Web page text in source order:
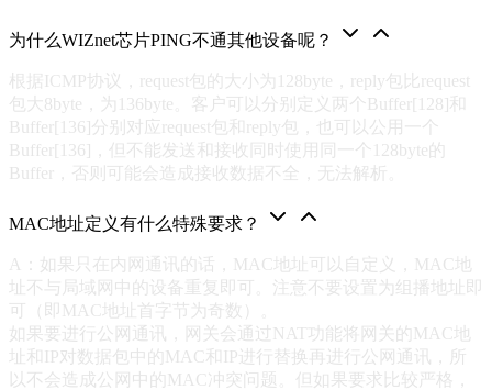
为什么WIZnet芯片PING不通其他设备呢？
根据ICMP协议，request包的大小为128byte，reply包比request
包大8byte，为136byte。客户可以分别定义两个Buffer[128]和
Buffer[136]分别对应request包和reply包，也可以公用一个
Buffer[136]，但不能发送和接收同时使用同一个128byte的
Buffer，否则可能会造成接收数据不全，无法解析。
MAC地址定义有什么特殊要求？
A：如果只在内网通讯的话，MAC地址可以自定义，MAC地
址不与局域网中的设备重复即可。注意不要设置为组播地址即
可（即MAC地址首字节为奇数）。
如果要进行公网通讯，网关会通过NAT功能将网关的MAC地
址和IP对数据包中的MAC和IP进行替换再进行公网通讯，所
以不会造成公网中的MAC冲突问题。但如果要求比较严格，